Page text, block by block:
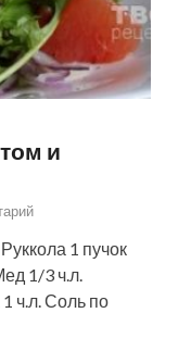
и
1 пучок
1/3 ч.л.
ч.л. Соль по